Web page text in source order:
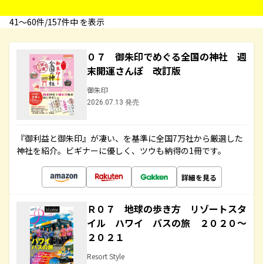
41〜60件/157件中 を表示
０７ 御朱印でめぐる全国の神社 週
末開運さんぽ 改訂版
御朱印
2026.07.13 発売
『御利益と御朱印』が凄い、を基準に全国7万社から厳選した
神社を紹介。ビギナーに優しく、ツウも納得の1冊です。
詳細を見る
Ｒ０７ 地球の歩き方 リゾートスタ
イル ハワイ バスの旅 ２０２０～
２０２１
Resort Style